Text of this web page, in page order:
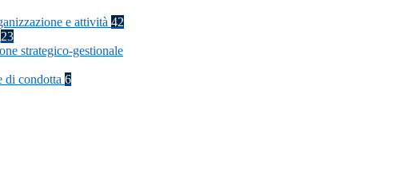
e attività 42
23
strategico-gestionale
di condotta 6